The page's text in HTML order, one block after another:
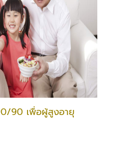
90 เพื่อผู้สูงอายุ